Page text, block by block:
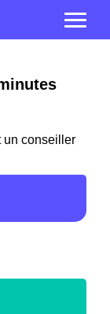
un conseiller